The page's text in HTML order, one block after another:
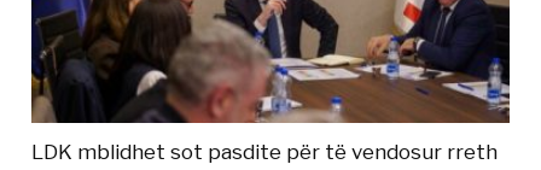
LDK mblidhet sot pasdite për të vendosur rreth